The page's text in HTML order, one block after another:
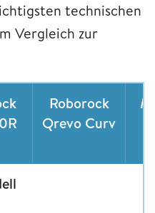
technischen
Vergleich zur
Roborock
Qrevo Curv